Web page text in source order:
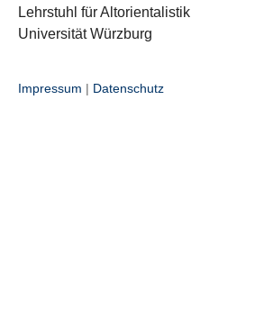
Lehrstuhl für Altorientalistik
Universität Würzburg
Impressum | Datenschutz